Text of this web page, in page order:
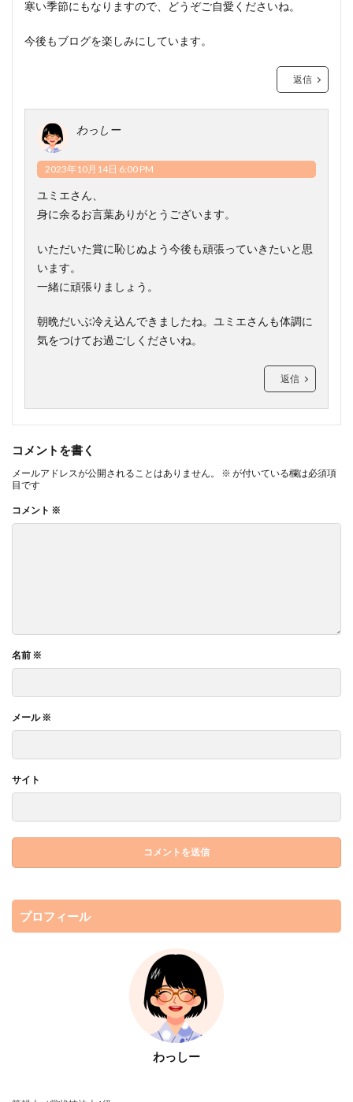
寒い季節にもなりますので、どうぞご自愛くださいね。
今後もブログを楽しみにしています。
返信
わっしー
2023年10月14日 6:00 PM
ユミエさん、
身に余るお言葉ありがとうございます。
いただいた賞に恥じぬよう今後も頑張っていきたいと思
います。
一緒に頑張りましょう。
朝晩だいぶ冷え込んできましたね。ユミエさんも体調に
気をつけてお過ごしくださいね。
返信
コメントを書く
メールアドレスが公開されることはありません。 ※ が付いている欄は必須項
目です
コメント ※
名前 ※
メール※
サイト
プロフィール
わっしー